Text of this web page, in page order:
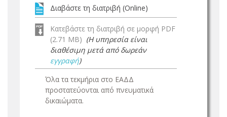
Διαβάστε τη διατριβή (Online)
Κατεβάστε τη διατριβή σε μορφή PDF
(2.71 MB) (Η υπηρεσία είναι
διαθέσιμη μετά από δωρεάν
εγγραφή)
Όλα τα τεκμήρια στο ΕΑΔΔ
προστατεύονται από πνευματικά
δικαιώματα.